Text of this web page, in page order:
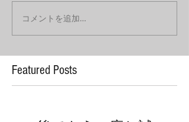
コメントを追加…
Featured Posts